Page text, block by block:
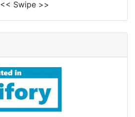
<< Swipe >>